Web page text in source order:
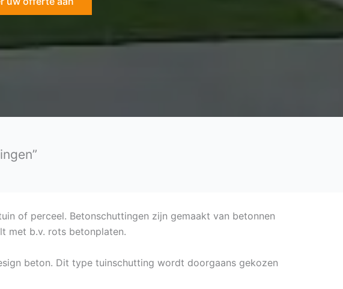
of perceel. Betonschuttingen zijn gemaakt van betonnen
met b.v. rots betonplaten.
beton. Dit type tuinschutting wordt doorgaans gekozen